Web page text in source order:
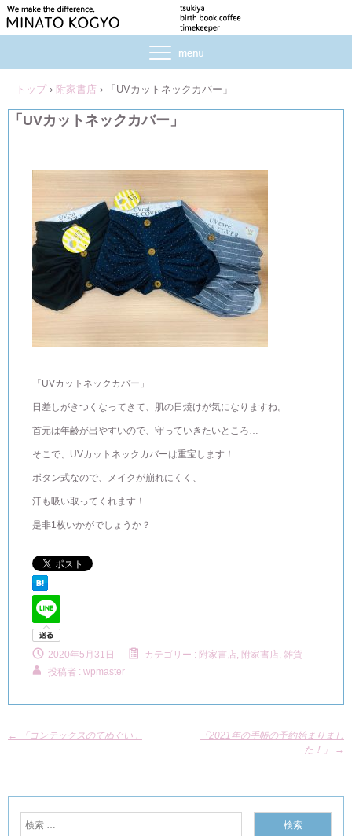
トップ › 附家書店 › 「UVカットネックカバー」
「UVカットネックカバー」
「UVカットネックカバー」
日差しがきつくなってきて、肌の日焼けが気になりますね。
首元は年齢が出やすいので、守っていきたいところ…
そこで、UVカットネックカバーは重宝します！
ボタン式なので、メイクが崩れにくく、
汗も吸い取ってくれます！
是非1枚いかがでしょうか？
2020年5月31日 カテゴリー : 附家書店, 附家書店, 雑貨
投稿者 : wpmaster
← 「コンテックスのてぬぐい」
「2021年の手帳の予約始まりまし
た！」
→